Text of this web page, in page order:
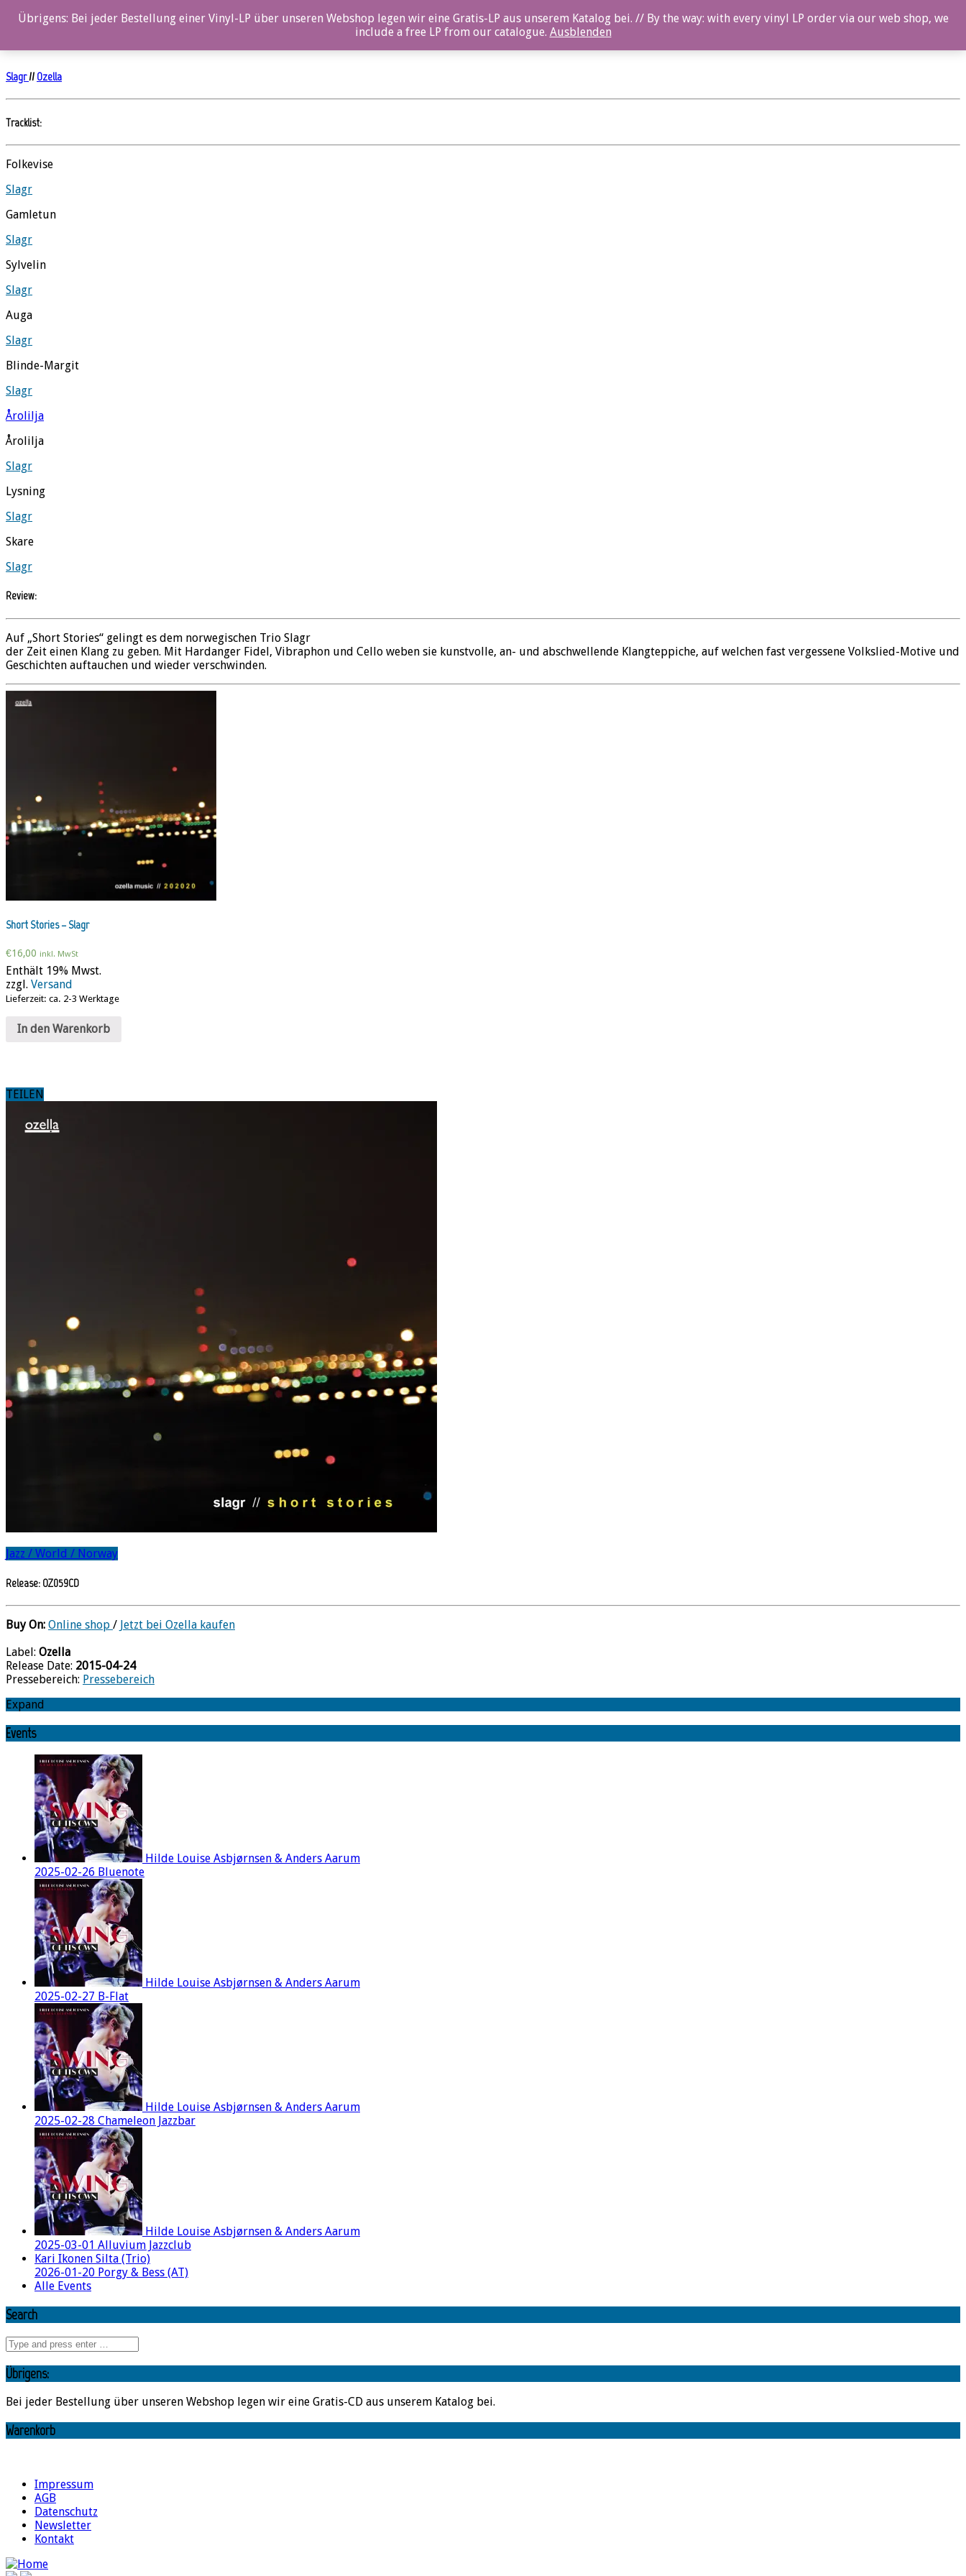
0%
Slagr// Ozella
Tracklist:
Folkevise
Slagr
Gamletun
Slagr
Sylvelin
Slagr
Auga
Slagr
Blinde-Margit
Slagr
Årolilja
Årolilja
Slagr
Lysning
Slagr
Skare
Slagr
Review:
Auf „Short Stories“ gelingt es dem norwegischen Trio Slagr
der Zeit einen Klang zu geben. Mit Hardanger Fidel, Vibraphon und Cello weben sie kunstvolle, an- und abschwellende Klangteppiche, auf welchen fast vergessene Volkslied-Motive und
Geschichten auftauchen und wieder verschwinden.
Short Stories – Slagr
€16,00 inkl. MwSt
Enthält 19% Mwst.
zzgl. Versand
Lieferzeit: ca. 2-3 Werktage
In den Warenkorb
TEILEN
Jazz / World / Norway
Release: OZ059CD
Buy On: Online shop / Jetzt bei Ozella kaufen
Label: Ozella
Release Date: 2015-04-24
Pressebereich: Pressebereich
Expand
Events
Hilde Louise Asbjørnsen & Anders Aarum
2025-02-26 Bluenote
Hilde Louise Asbjørnsen & Anders Aarum
2025-02-27 B-Flat
Hilde Louise Asbjørnsen & Anders Aarum
2025-02-28 Chameleon Jazzbar
Hilde Louise Asbjørnsen & Anders Aarum
2025-03-01 Alluvium Jazzclub
Kari Ikonen Silta (Trio)
2026-01-20 Porgy & Bess (AT)
Alle Events
Search
Übrigens:
Bei jeder Bestellung über unseren Webshop legen wir eine Gratis-CD aus unserem Katalog bei.
Warenkorb
Impressum
AGB
Datenschutz
Newsletter
Kontakt
Übrigens: Bei jeder Bestellung einer Vinyl-LP über unseren Webshop legen wir eine Gratis-LP aus unserem Katalog bei. // By the way: with every vinyl LP order via our web shop, we
include a free LP from our catalogue. Ausblenden